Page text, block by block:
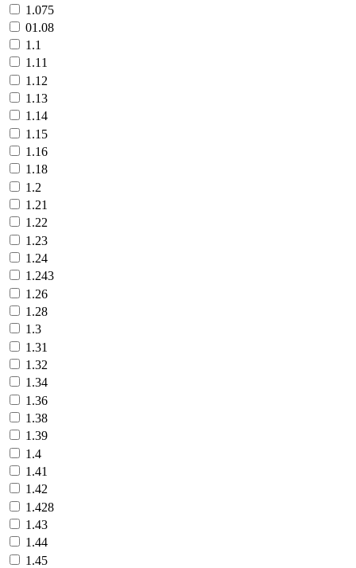
1.075
01.08
1.1
1.11
1.12
1.13
1.14
1.15
1.16
1.18
1.2
1.21
1.22
1.23
1.24
1.243
1.26
1.28
1.3
1.31
1.32
1.34
1.36
1.38
1.39
1.4
1.41
1.42
1.428
1.43
1.44
1.45